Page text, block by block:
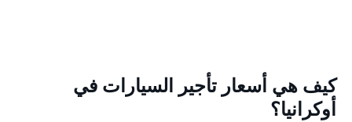
كيف هي أسعار تأجير السيارات في
أوكرانيا؟